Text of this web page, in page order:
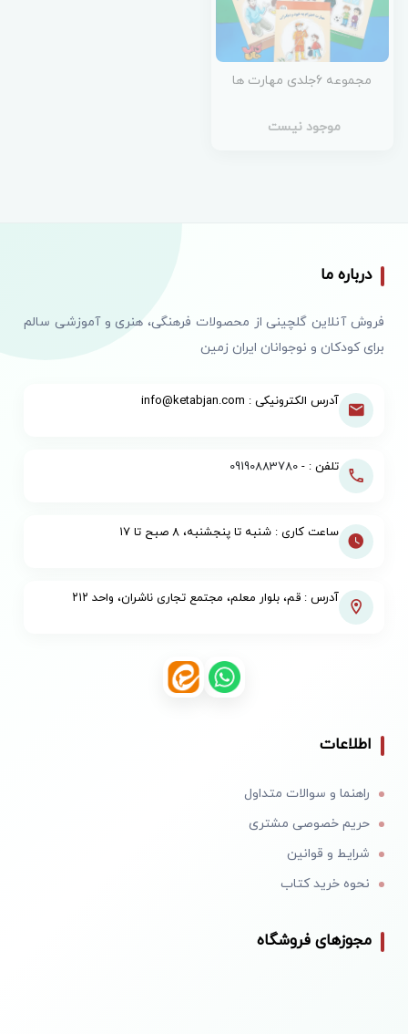
مجموعه 6جلدی مهارت ها
موجود نیست
درباره ما
فروش آنلاین گلچینی از محصولات فرهنگی، هنری و آموزشی سالم
برای کودکان و نوجوانان ایران زمین
آدرس الکترونیکی : info@ketabjan.com
تلفن : -09190883780
ساعت کاری : شنبه تا پنجشنبه، ۸ صبح تا ۱۷
آدرس : قم، بلوار معلم، مجتمع تجاری ناشران، واحد ۲۱۲
اطلاعات
راهنما و سوالات متداول
حریم خصوصی مشتری
شرایط و قوانین
نحوه خرید کتاب
مجوزهای فروشگاه